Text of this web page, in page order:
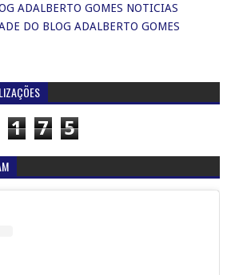
ADALBERTO GOMES NOTICIAS
DO BLOG ADALBERTO GOMES
1 7 5